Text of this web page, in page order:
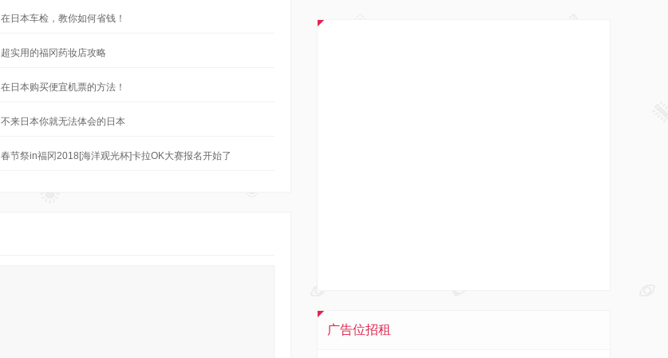
在日本车检，教你如何省钱！
超实用的福冈药妆店攻略
在日本购买便宜机票的方法！
不来日本你就无法体会的日本
春节祭in福冈2018[海洋观光杯]卡拉OK大赛报名开始了
广告位招租